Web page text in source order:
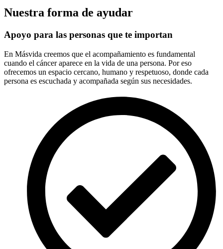
Nuestra forma de ayudar
Apoyo para las personas que te importan
En Másvida creemos que el acompañamiento es fundamental
cuando el cáncer aparece en la vida de una persona. Por eso
ofrecemos un espacio cercano, humano y respetuoso, donde cada
persona es escuchada y acompañada según sus necesidades.